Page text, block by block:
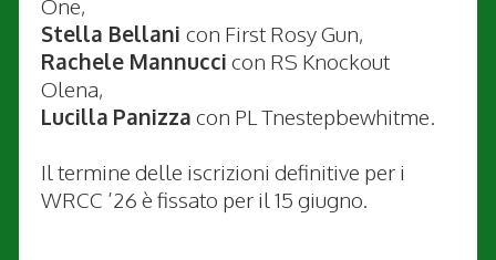
One,
Stella Bellani con First Rosy Gun,
Rachele Mannucci con RS Knockout
Olena,
Lucilla Panizza con PL Tnestepbewhitme.
Il termine delle iscrizioni definitive per i
WRCC ’26 è fissato per il 15 giugno.